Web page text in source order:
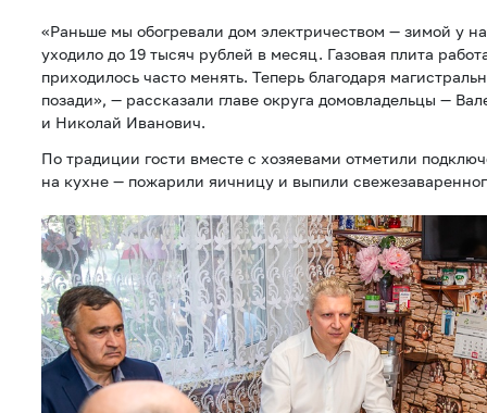
«Раньше мы обогревали дом электричеством — зимой у
уходило до 19 тысяч рублей в месяц. Газовая плита
приходилось часто менять. Теперь благодаря
позади», — рассказали главе округа домовладельцы —
и Николай Иванович.
По традиции гости вместе с хозяевами отметили
на кухне — пожарили яичницу и выпили